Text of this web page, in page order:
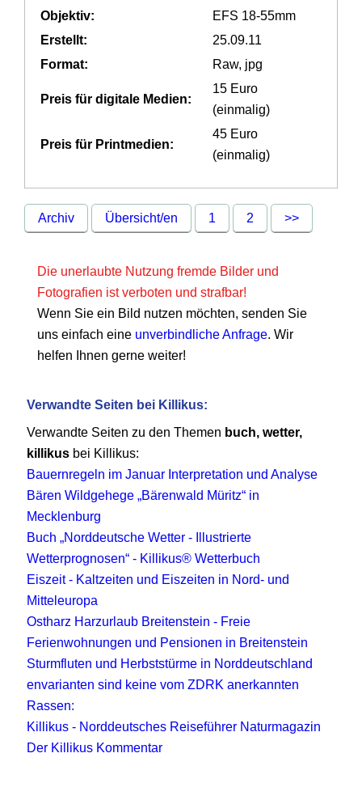
Objektiv:
EFS 18-55mm
Erstellt:
25.09.11
Format:
Raw, jpg
Preis für digitale Medien:
15 Euro
(einmalig)
Preis für Printmedien:
45 Euro
(einmalig)
Archiv Übersicht/en 1 2 >>
Die unerlaubte Nutzung fremde Bilder und
Fotografien ist verboten und strafbar!
Wenn Sie ein Bild nutzen möchten, senden Sie
uns einfach eine unverbindliche Anfrage. Wir
helfen Ihnen gerne weiter!
Verwandte Seiten bei Killikus:
Verwandte Seiten zu den Themen buch, wetter,
killikus bei Killikus:
Bauernregeln im Januar Interpretation und Analyse
Bären Wildgehege „Bärenwald Müritz“ in
Mecklenburg
Buch „Norddeutsche Wetter - Illustrierte
Wetterprognosen“ - Killikus® Wetterbuch
Eiszeit - Kaltzeiten und Eiszeiten in Nord- und
Mitteleuropa
Ostharz Harzurlaub Breitenstein - Freie
Ferienwohnungen und Pensionen in Breitenstein
Sturmfluten und Herbststürme in Norddeutschland
envarianten sind keine vom ZDRK anerkannten
Rassen:
Killikus - Norddeutsches Reiseführer Naturmagazin
Der Killikus Kommentar